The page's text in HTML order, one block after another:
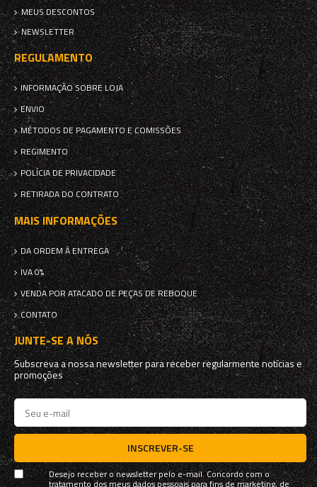
MEUS DESCONTOS
NEWSLETTER
REGULAMENTO
INFORMAÇÃO SOBRE LOJA
ENVIO
MÉTODOS DE PAGAMENTO E COMISSÕES
REGIMENTO
POLÍCIA DE PRIVACIDADE
RETIRADA DO CONTRATO
MAIS INFORMAÇÕES
DA ORDEM À ENTREGA
IVA 0%
VENDA POR ATACADO DE PEÇAS DE REBOQUE
CONTATO
JUNTE-SE A NÓS
Subscreva a nossa newsletter para receber regularmente notícias e
promoções
INSCREVER-SE
Desejo receber o newsletter pelo e-mail. Concordo com o
tratamento dos meus dados pessoais para fins de marketing, de